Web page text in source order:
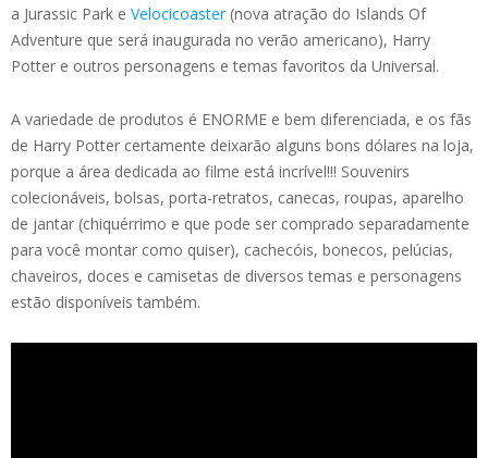
a Jurassic Park e Velocicoaster(nova atração do Islands Of
Adventure que será inaugurada no verão americano), Harry
Potter e outros personagens e temas favoritos da Universal.
A variedade de produtos é ENORME e bem diferenciada, e os fãs
de Harry Potter certamente deixarão alguns bons dólares na loja,
porque a área dedicada ao filme está incrível!!! Souvenirs
colecionáveis, bolsas, porta-retratos, canecas, roupas, aparelho
de jantar (chiquérrimo e que pode ser comprado separadamente
para você montar como quiser), cachecóis, bonecos, pelúcias,
chaveiros, doces e camisetas de diversos temas e personagens
estão disponíveis também.